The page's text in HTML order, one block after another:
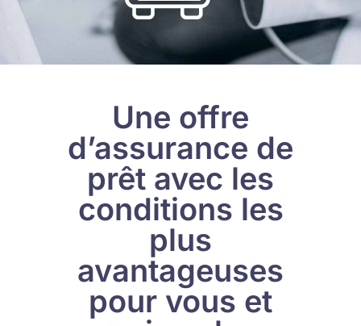
Une offre
d’assurance de
prêt avec les
conditions les
plus
avantageuses
pour vous et